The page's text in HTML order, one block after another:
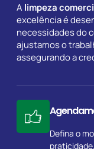
A limpeza
excelência é
necessidades do
ajustamos o
assegurando a
Defina o
praticidade.